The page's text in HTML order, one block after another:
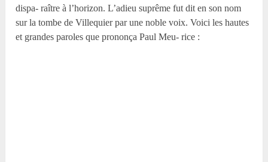
dispa- raître à l’horizon. L’adieu suprême fut dit en son nom
sur la tombe de Villequier par une noble voix. Voici les hautes
et grandes paroles que prononça Paul Meu- rice :